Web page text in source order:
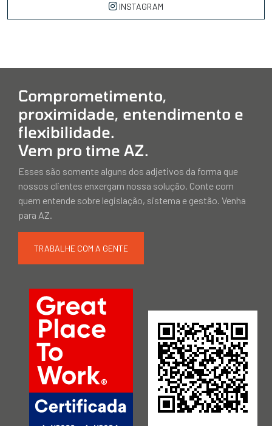
INSTAGRAM
Comprometimento,
proximidade, entendimento e
flexibilidade.
Vem pro time AZ.
Esses são somente alguns dos adjetivos da forma que
nossos clientes enxergam nossa solução. Conte com
quem entende sobre legislação, sistema e gestão. Venha
para AZ.
TRABALHE COM A GENTE